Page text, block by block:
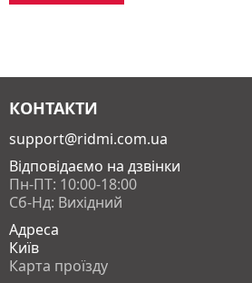
КОНТАКТИ
support@ridmi.com.ua
Відповідаємо на дзвінки
Пн-ПТ: 10:00-18:00
Сб-Нд: Вихідний
Адреса
Київ
Карта проїзду